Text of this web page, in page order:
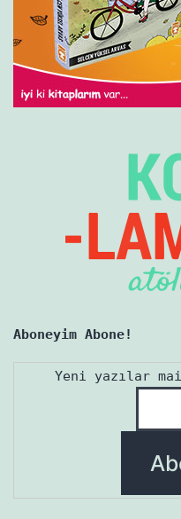
Aboneyim Abone!
Yeni yazılar